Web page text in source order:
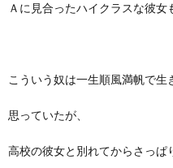
Ａに見合ったハイクラスな彼女
こういう奴は一生順風満帆で生
思っていたが、
高校の彼女と別れてからさっぱ